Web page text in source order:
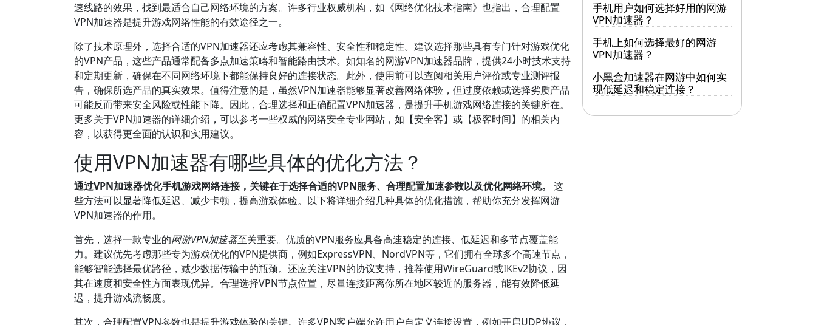
速线路的效果，找到最适合自己网络环境的方案。许多行业权威机构，如《网络优化技术指南》也指出，合理配置
VPN加速器是提升游戏网络性能的有效途径之一。
除了技术原理外，选择合适的VPN加速器还应考虑其兼容性、安全性和稳定性。建议选择那些具有专门针对游戏优化
的VPN产品，这些产品通常配备多点加速策略和智能路由技术。如知名的网游VPN加速器品牌，提供24小时技术支持
和定期更新，确保在不同网络环境下都能保持良好的连接状态。此外，使用前可以查阅相关用户评价或专业测评报
告，确保所选产品的真实效果。值得注意的是，虽然VPN加速器能够显著改善网络体验，但过度依赖或选择劣质产品
可能反而带来安全风险或性能下降。因此，合理选择和正确配置VPN加速器，是提升手机游戏网络连接的关键所在。
更多关于VPN加速器的详细介绍，可以参考一些权威的网络安全专业网站，如【安全客】或【极客时间】的相关内
容，以获得更全面的认识和实用建议。
使用VPN加速器有哪些具体的优化方法？
通过VPN加速器优化手机游戏网络连接，关键在于选择合适的VPN服务、合理配置加速参数以及优化网络环境。
这
些方法可以显著降低延迟、减少卡顿，提高游戏体验。以下将详细介绍几种具体的优化措施，帮助你充分发挥网游
VPN加速器的作用。
首先，选择一款专业的网游VPN加速器至关重要。优质的VPN服务应具备高速稳定的连接、低延迟和多节点覆盖能
力。建议优先考虑那些专为游戏优化的VPN提供商，例如ExpressVPN、NordVPN等，它们拥有全球多个高速节点，
能够智能选择最优路径，减少数据传输中的瓶颈。还应关注VPN的协议支持，推荐使用WireGuard或IKEv2协议，因
其在速度和安全性方面表现优异。合理选择VPN节点位置，尽量连接距离你所在地区较近的服务器，能有效降低延
迟，提升游戏流畅度。
其次，合理配置VPN参数也是提升游戏体验的关键。许多VPN客户端允许用户自定义连接设置，例如开启UDP协议，
手机用户如何选择好用的网游
VPN加速器？
手机上如何选择最好的网游
VPN加速器？
小黑盒加速器在网游中如何实
现低延迟和稳定连接？